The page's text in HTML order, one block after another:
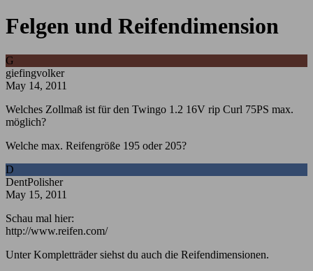
Felgen und Reifendimension
G
giefingvolker
May 14, 2011
Welches Zollmaß ist für den Twingo 1.2 16V rip Curl 75PS max.
möglich?
Welche max. Reifengröße 195 oder 205?
D
DentPolisher
May 15, 2011
Schau mal hier:
http://www.reifen.com/
Unter Kompletträder siehst du auch die Reifendimensionen.